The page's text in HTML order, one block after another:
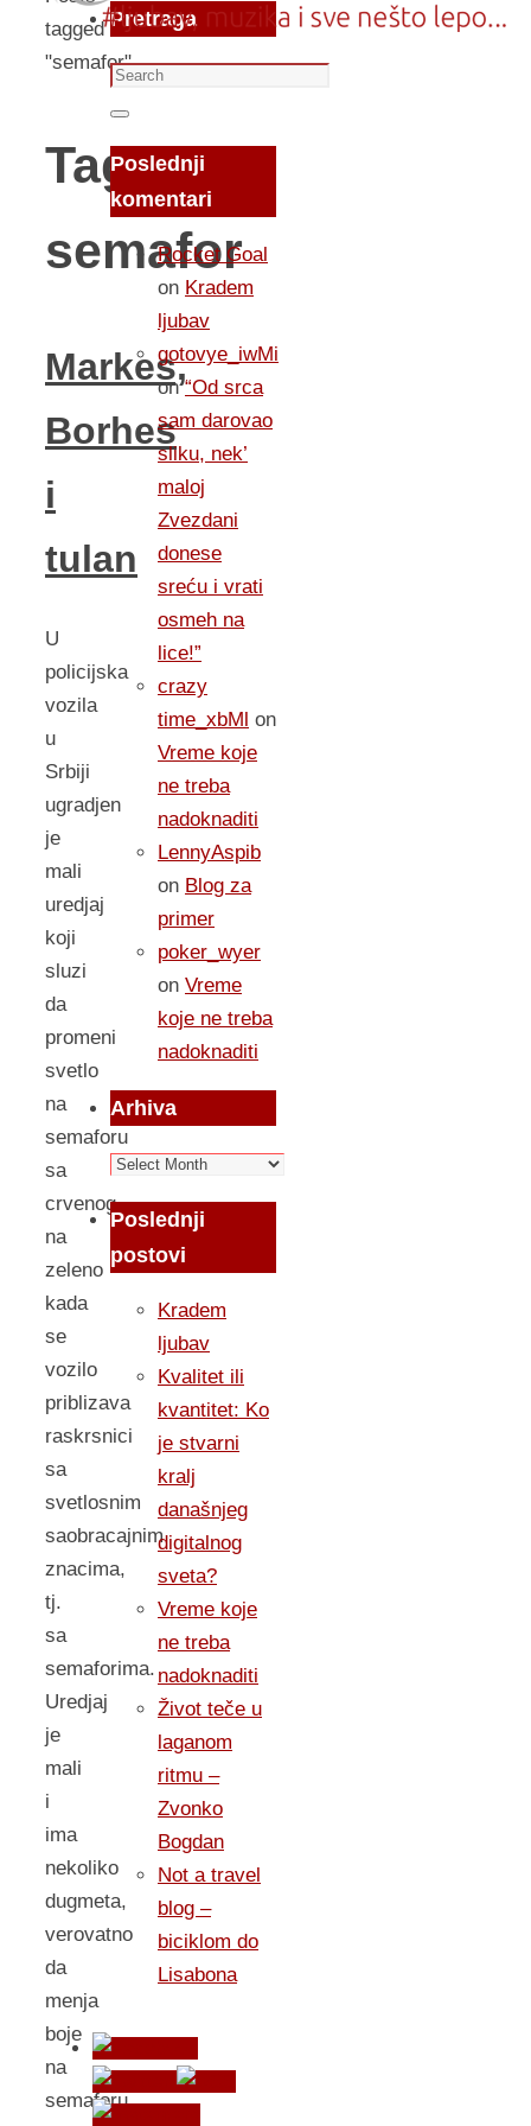
tagged
"semafor"
Tag:
semafor
Markes,
Borhes
i
tulan
U
policijska
vozila
u
Srbiji
ugradjen
je
mali
uredjaj
koji
sluzi
da
promeni
svetlo
na
semaforu
sa
crvenog
na
zeleno
kada
se
vozilo
priblizava
raskrsnici
sa
svetlosnim
saobracajnim
znacima,
tj.
sa
semaforima.
Uredjaj
je
mali
i
ima
nekoliko
dugmeta,
verovatno
da
menja
boje
na
semaforu
Pretraga
Search
for:
Search
Poslednji
komentari
Rocket Goal
on Kradem
ljubav
gotovye_iwMi
on“Od srca
sam darovao
sliku, nek’
maloj
Zvezdani
donese
sreću i vrati
osmeh na
lice!”
crazy
time_xbMl on
Vreme koje
ne treba
nadoknaditi
LennyAspib
on Blog za
primer
poker_wyer
on Vreme
koje ne treba
nadoknaditi
Arhiva
Arhiva
Poslednji
postovi
Kradem
ljubav
Kvalitet ili
kvantitet: Ko
je stvarni
kralj
današnjeg
digitalnog
sveta?
Vreme koje
ne treba
nadoknaditi
Život teče u
laganom
ritmu –
Zvonko
Bogdan
Not a travel
blog –
biciklom do
Lisabona